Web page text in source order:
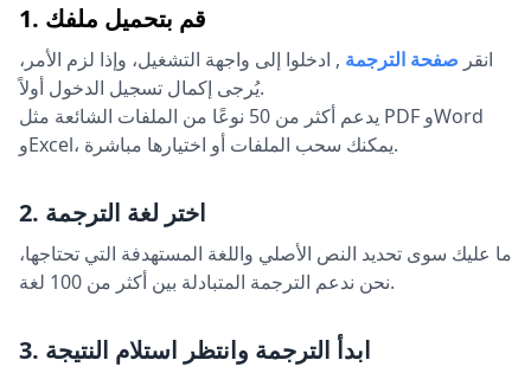
1. قم بتحميل ملفك
انقر صفحة الترجمة , ادخلوا إلى واجهة التشغيل، وإذا لزم الأمر،
يُرجى إكمال تسجيل الدخول أولاً.
يدعم أكثر من 50 نوعًا من الملفات الشائعة مثل PDF وWord
وExcel، يمكنك سحب الملفات أو اختيارها مباشرة.
2. اختر لغة الترجمة
ما عليك سوى تحديد النص الأصلي واللغة المستهدفة التي تحتاجها،
نحن ندعم الترجمة المتبادلة بين أكثر من 100 لغة.
3. ابدأ الترجمة وانتظر استلام النتيجة